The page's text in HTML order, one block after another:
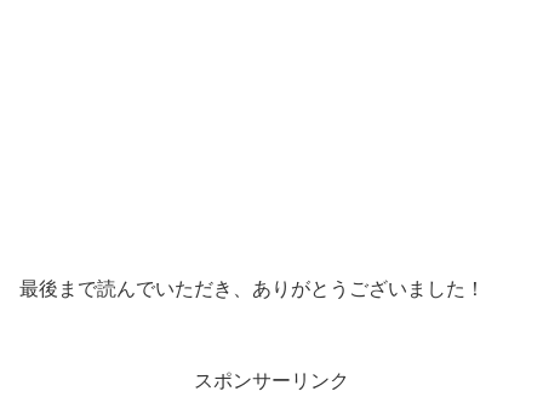
最後まで読んでいただき、ありがとうございました！
スポンサーリンク